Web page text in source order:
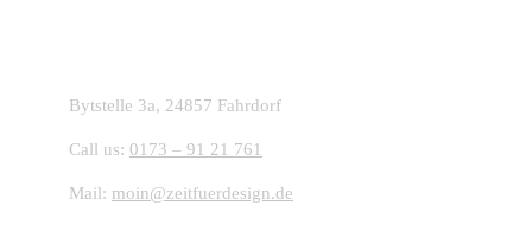
Bytstelle 3a, 24857 Fahrdorf
Call us: 0173 – 91 21 761
Mail: moin@zeitfuerdesign.de